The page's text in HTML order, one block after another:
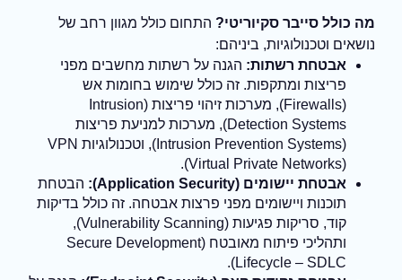
מה כולל סייבר סקיוריטי? התחום כולל מגוון רחב של
נושאים וטכנולוגיות, ביניהם:
אבטחת רשתות: הגנה על רשתות מחשבים מפני
פריצות ומתקפות. זה כולל שימוש בחומות אש
(Firewalls), מערכות זיהוי פריצות (Intrusion
Detection Systems), מערכות למניעת פריצות
(Intrusion Prevention Systems), וטכנולוגיות VPN
(Virtual Private Networks).
אבטחת יישומים (Application Security):
הבטחת
תוכנות ויישומים מפני פרצות אבטחה. זה כולל בדיקות
קוד, סריקות פגיעות (Vulnerability Scanning),
ותהליכי פיתוח מאובטח (Secure Development
Lifecycle – SDLC).